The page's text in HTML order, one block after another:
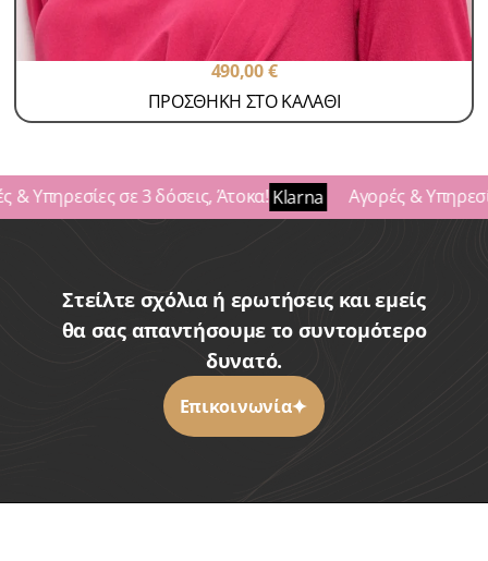
SKU: miranda
490,00€
ΠΡΟΣΘΗΚΗ ΣΤΟ ΚΑΛΑΘΙ
Υπηρεσίες σε 3 δόσεις, Άτοκα!Klarna Αγορές &
Στείλτε σχόλια ή ερωτήσεις και εμείς
θα σας απαντήσουμε το συντομότερο
δυνατό.
Επικοινωνία